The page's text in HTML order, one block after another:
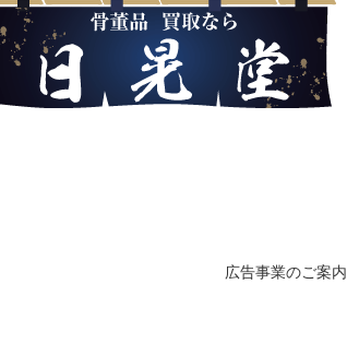
広告事業のご案内